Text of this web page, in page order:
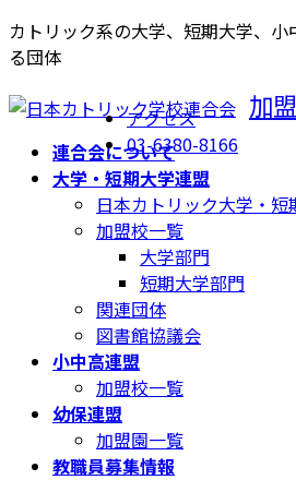
コ
ン
ン
ナ
ビ
ー
カトリック系の大学、短期大学、
る団体
アクセス
03-6380-8166
加
連合会について
大学・短期大学連盟
日本カトリック大学・短
加盟校一覧
大学部門
短期大学部門
関連団体
図書館協議会
小中高連盟
加盟校一覧
幼保連盟
加盟園一覧
教職員募集情報